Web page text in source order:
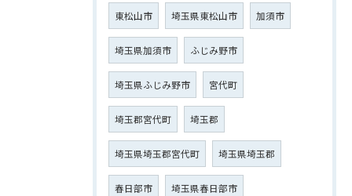
東松山市 埼玉県東松山市 加須市
埼玉県加須市 ふじみ野市
埼玉県ふじみ野市 宮代町
埼玉郡宮代町 埼玉郡
埼玉県埼玉郡宮代町 埼玉県埼玉郡
春日部市 埼玉県春日部市